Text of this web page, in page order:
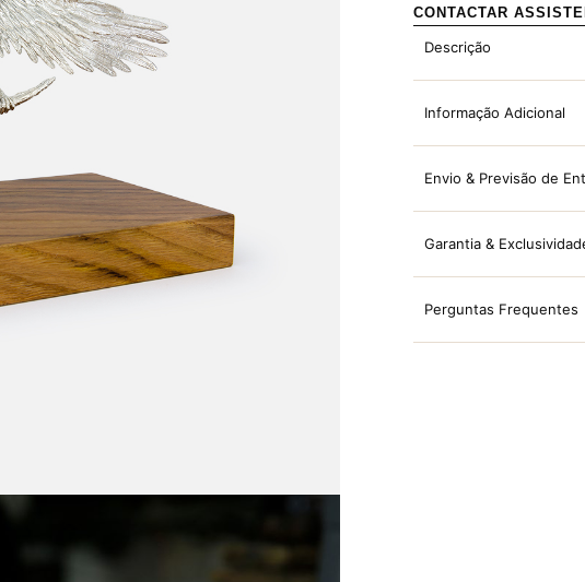
CONTACTAR
Descrição
Informação Adicional
Envio & Previsão de
Garantia &
Perguntas Frequentes